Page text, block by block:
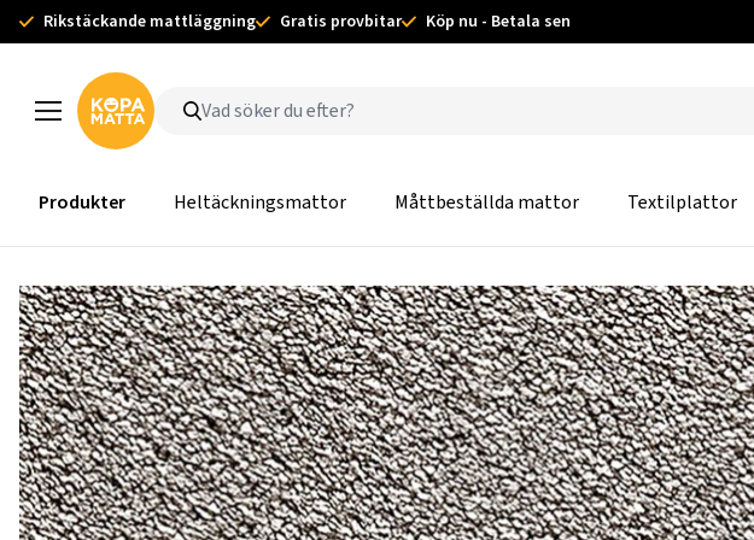
Rikstäckande mattläggning Gratis provbitar Köp nu - Betala sen
Produkter Heltäckningsmattor Måttbeställda mattor Textilplattor